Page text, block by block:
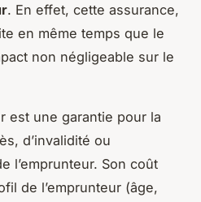
. En effet, cette assurance,
en même temps que le
non négligeable sur le
est une garantie pour la
d’invalidité ou
l’emprunteur. Son coût
de l’emprunteur (âge,